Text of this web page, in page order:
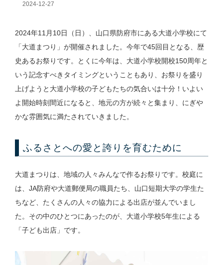
2024-12-27
2024年11月10日（日）、山口県防府市にある大道小学校にて
「大道まつり」が開催されました。今年で45回目となる、歴
史あるお祭りです。とくに今年は、大道小学校開校150周年と
いう記念すべきタイミングということもあり、お祭りを盛り
上げようと大道小学校の子どもたちの気合いは十分！いよい
よ開始時刻間近になると、地元の方が続々と集まり、にぎや
かな雰囲気に満たされていきました。
ふるさとへの愛と誇りを育むために
大道まつりは、地域の人々みんなで作るお祭りです。校庭に
は、JA防府や大道郵便局の職員たち、山口短期大学の学生た
ちなど、たくさんの人々の協力による出店が並んでいまし
た。その中のひとつにあったのが、大道小学校5年生による
「子ども出店」です。